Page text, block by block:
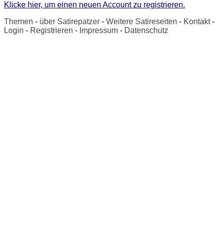
Klicke hier, um einen neuen Account zu registrieren.
Themen - über Satirepatzer - Weitere Satireseiten - Kontakt-
Login - Registrieren - Impressum - Datenschutz